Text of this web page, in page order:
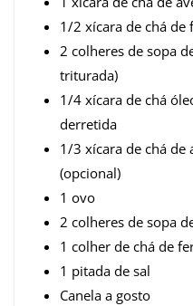
1/2 xícara de chá de
2 colheres de sopa
triturada)
1/4 xícara de chá
derretida
1/3 xícara de chá de
(opcional)
1 ovo
2 colheres de sopa
1 colher de chá de
1 pitada de sal
Canela a gosto